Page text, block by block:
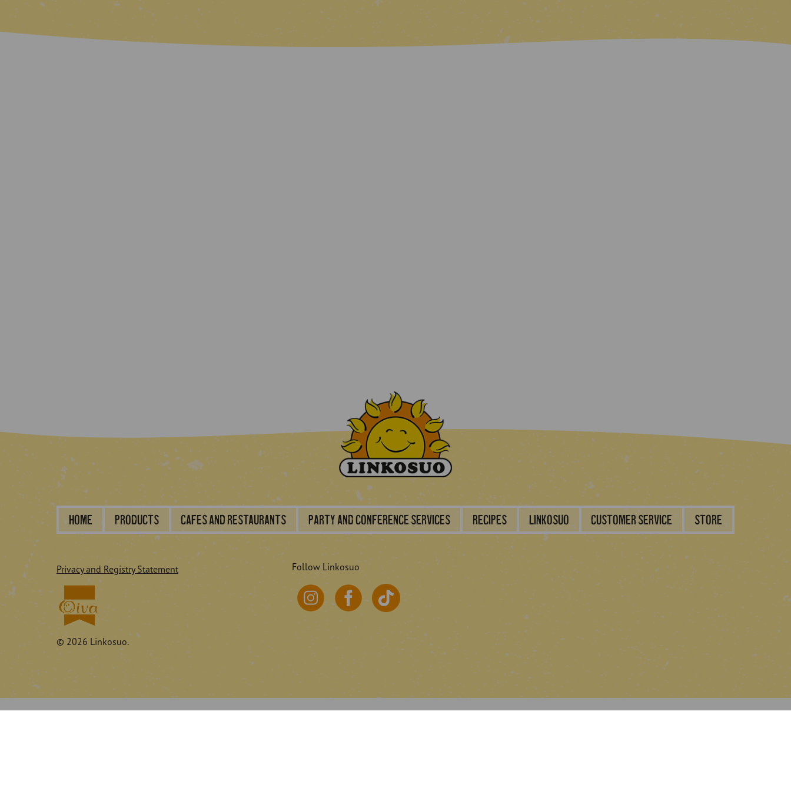
Home Products Cafes and restaurants Party and conference services Recipes Linkosuo Customer service Store
Privacy and Registry Statement Follow Linkosuo
© 2026 Linkosuo.